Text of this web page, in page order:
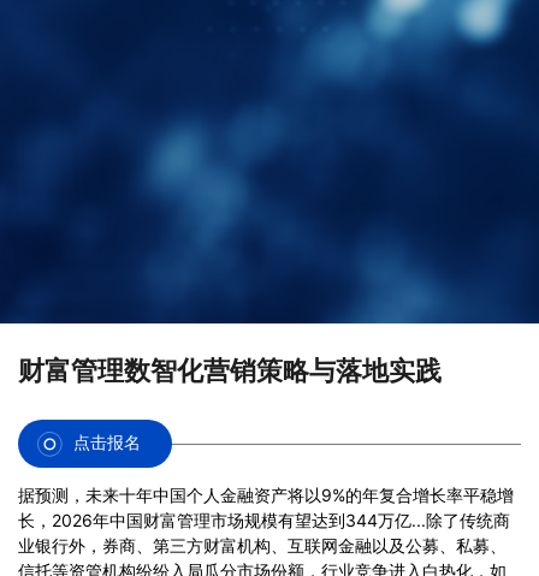
财富管理数智化营销策略与落地实践
点击报名
据预测，未来十年中国个人金融资产将以9%的年复合增长率平稳增
长，2026年中国财富管理市场规模有望达到344万亿...除了传统商
业银行外，券商、第三方财富机构、互联网金融以及公募、私募、
信托等资管机构纷纷入局瓜分市场份额，行业竞争进入白热化，如